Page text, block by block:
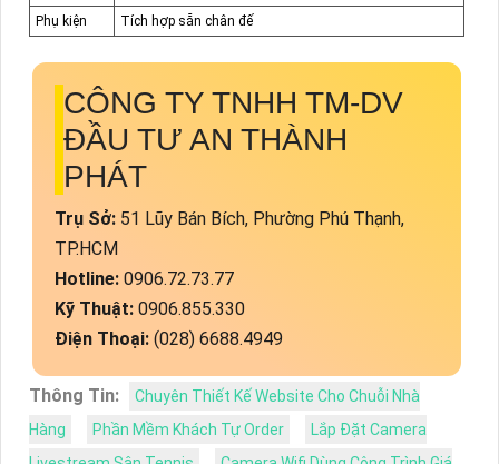
Phụ kiện
Tích hợp sẵn chân đế
CÔNG TY TNHH TM-DV
ĐẦU TƯ AN THÀNH
PHÁT
Trụ Sở: 51 Lũy Bán Bích, Phường Phú Thạnh,
TP.HCM
Hotline: 0906.72.73.77
Kỹ Thuật: 0906.855.330
Điện Thoại: (028) 6688.4949
Thông Tin:
Chuyên Thiết Kế Website Cho Chuỗi Nhà
Hàng
Phần Mềm Khách Tự Order
Lắp Đặt Camera